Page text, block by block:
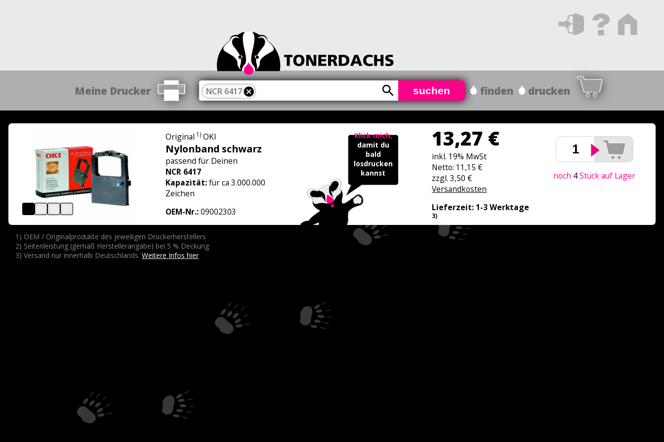
Meine Drucker NCR 6417 suchen finden drucken
Original 1) OKI
Nylonband schwarz
passend für Deinen
NCR 6417
Kapazität:für ca 3.000.000
Zeichen
OEM-Nr.:09002303
Klick mich,
damit du
bald
losdrucken
kannst
13,27 €
inkl. 19% MwSt
Netto: 11,15 €
zzgl. 3,50 €
Versandkosten
Lieferzeit: 1-3 Werktage
3)
noch 4Stück auf Lager
1) OEM / Originalprodukte des jeweiligen Druckerherstellers
2) Seitenleistung (gemäß Herstellerangabe) bei 5 % Deckung
3) Versand nur innerhalb Deutschlands.Weitere Infos hier